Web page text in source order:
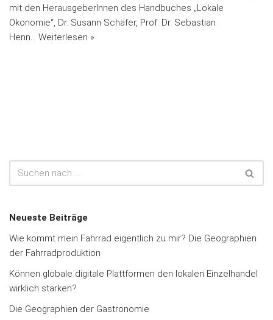
mit den HerausgeberInnen des Handbuches „Lokale
Ökonomie“, Dr. Susann Schäfer, Prof. Dr. Sebastian
Henn… Weiterlesen »
Neueste Beiträge
Wie kommt mein Fahrrad eigentlich zu mir? Die Geographien
der Fahrradproduktion
Können globale digitale Plattformen den lokalen Einzelhandel
wirklich stärken?
Die Geographien der Gastronomie